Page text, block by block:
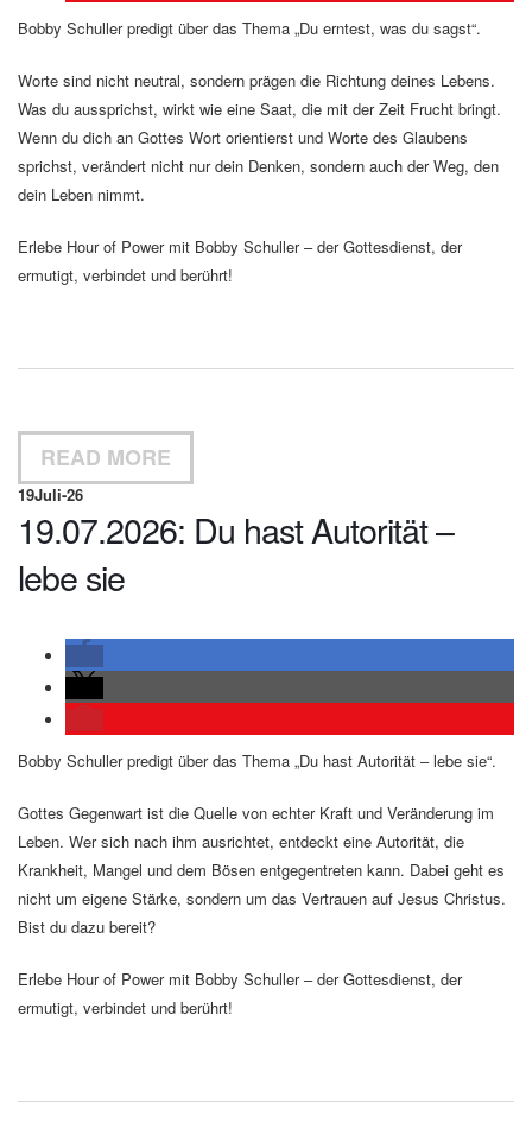
Bobby Schuller predigt über das Thema „Du erntest, was du sagst“.
Worte sind nicht neutral, sondern prägen die Richtung deines Lebens.
Was du aussprichst, wirkt wie eine Saat, die mit der Zeit Frucht bringt.
Wenn du dich an Gottes Wort orientierst und Worte des Glaubens
sprichst, verändert nicht nur dein Denken, sondern auch der Weg, den
dein Leben nimmt.
Erlebe Hour of Power mit Bobby Schuller – der Gottesdienst, der
ermutigt, verbindet und berührt!
READ MORE
19Juli-26
19.07.2026: Du hast Autorität –
lebe sie
Bobby Schuller predigt über das Thema „Du hast Autorität – lebe sie“.
Gottes Gegenwart ist die Quelle von echter Kraft und Veränderung im
Leben. Wer sich nach ihm ausrichtet, entdeckt eine Autorität, die
Krankheit, Mangel und dem Bösen entgegentreten kann. Dabei geht es
nicht um eigene Stärke, sondern um das Vertrauen auf Jesus Christus.
Bist du dazu bereit?
Erlebe Hour of Power mit Bobby Schuller – der Gottesdienst, der
ermutigt, verbindet und berührt!